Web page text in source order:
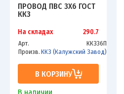
ПРОВОД ПВС 3Х6 ГОСТ
ККЗ
На складах 290.7
Арт.
ККЗ36П
Произв. ККЗ (Калужский Завод)
В КОРЗИНУ